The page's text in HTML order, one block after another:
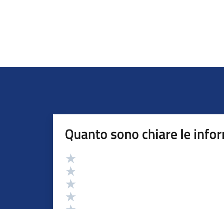
Quanto sono chiare le
Valutazione